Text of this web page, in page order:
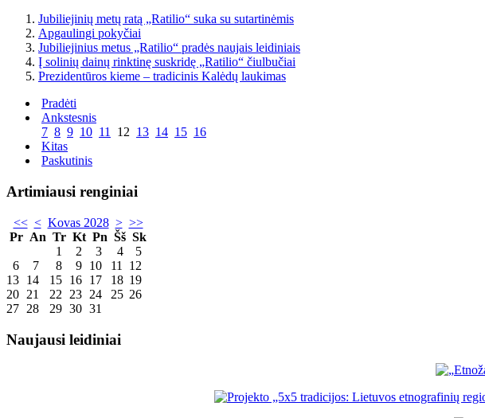
Jubiliejinių metų ratą „Ratilio“ suka su sutartinėmis
Apgaulingi pokyčiai
Jubiliejinius metus „Ratilio“ pradės naujais leidiniais
Į solinių dainų rinktinę suskridę „Ratilio“ čiulbučiai
Prezidentūros kieme – tradicinis Kalėdų laukimas
Pradėti
Ankstesnis
7 8 9 10 11 12 13 14 15 16
Kitas
Paskutinis
Artimiausi renginiai
<< < Kovas 2028 > >>
Pr An Tr Kt Pn Šš Sk
1
2 3 4
5
6
7 8 9 10 11
12
13 14 15 16 17 18 19
20 21 22 23 24 25 26
27 28 29 30 31
Naujausi leidiniai